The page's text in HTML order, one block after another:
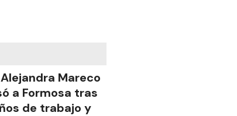
Mareco
a Formosa tras
de trabajo y